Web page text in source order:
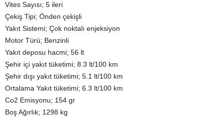
Vites Sayısı; 5 ileri
Çekiş Tipi; Önden çekişli
Yakıt Sistemi; Çok noktalı enjeksiyon
Motor Türü; Benzinli
Yakıt deposu hacmi; 56 lt
Şehir içi yakıt tüketimi; 8.3 lt/100 km
Şehir dışı yakıt tüketimi; 5.1 lt/100 km
Ortalama Yakıt tüketimi; 6.3 lt/100 km
Co2 Emisyonu; 154 gr
Boş Ağırlık; 1298 kg